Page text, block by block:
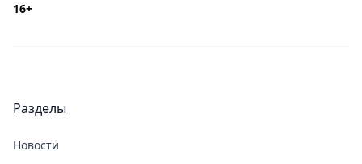
16+
Разделы
Новости